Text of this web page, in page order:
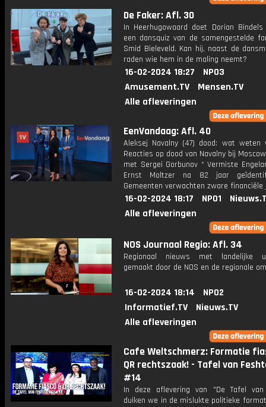
De Faker: Afl. 30
In Heerhugowaard doet Dorian
een dansquiz van de samengestelde
Smid Bieleveld. Kan hij, naast de
raden wie hem in de maling neemt?
16-02-2024 18:27
NPO3
Amusement.TV
Mensen.TV
Alle afleveringen
EenVandaag: Afl. 40
Aleksej Navalny (47) dood: wat
Reacties op dood van Navalny bij
met Sergei Gorbunov * Vermiste
Ernst Moltzer na 82 jaar
Gemeenten verwachten zware financiële
16-02-2024 18:17 NPO1
Alle afleveringen
NOS Journaal Regio: Afl. 34
Regionaal nieuws met landelijke
gemaakt door de NOS en de regionale
16-02-2024 18:14
NPO2
Informatief.TV
Nieuws.TV
Alle afleveringen
Cafe Weltschmerz: Formatie
QR rechtszaak! - Tafel van
#14
In deze aflevering van "De Tafel van
duiken we in de mislukte politieke